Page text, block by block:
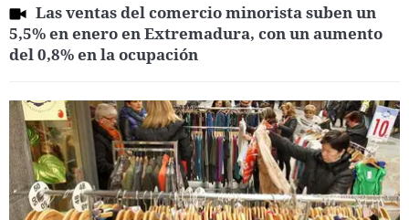
Las ventas del comercio minorista suben un
5,5% en enero en Extremadura, con un aumento
del 0,8% en la ocupación